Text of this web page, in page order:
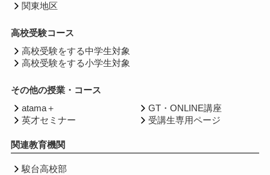
関東地区
高校受験コース
高校受験をする中学生対象
高校受験をする小学生対象
その他の授業・コース
atama＋
英才セミナー
GT・ONLINE講座
受講生専用ページ
関連教育機関
駿台高校部